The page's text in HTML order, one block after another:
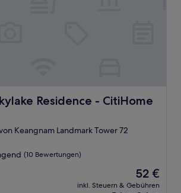
Residence - CitiHome
Residence - CitiHome
Keangnam Landmark Tower 72
(10 Bewertungen)
Der
Preis
52 €
inkl. Steuern & Gebühren